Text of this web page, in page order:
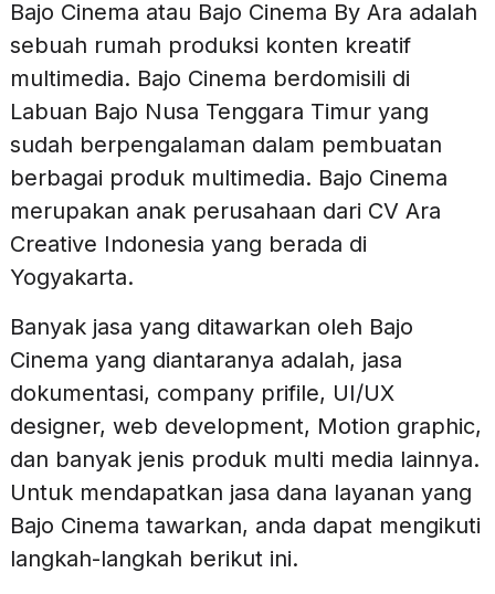
Bajo Cinema atau Bajo Cinema By Ara adalah
sebuah rumah produksi konten kreatif
multimedia. Bajo Cinema berdomisili di
Labuan Bajo Nusa Tenggara Timur yang
sudah berpengalaman dalam pembuatan
berbagai produk multimedia. Bajo Cinema
merupakan anak perusahaan dari CV Ara
Creative Indonesia yang berada di
Yogyakarta.
Banyak jasa yang ditawarkan oleh Bajo
Cinema yang diantaranya adalah, jasa
dokumentasi, company prifile, UI/UX
designer, web development, Motion graphic,
dan banyak jenis produk multi media lainnya.
Untuk mendapatkan jasa dana layanan yang
Bajo Cinema tawarkan, anda dapat mengikuti
langkah-langkah berikut ini.